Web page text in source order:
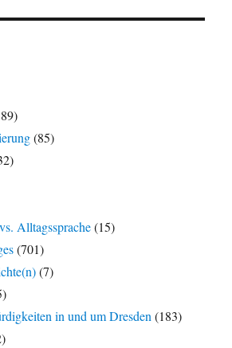
(85)
Alltagssprache(15)
(701)
(7)
in und um Dresden (183)